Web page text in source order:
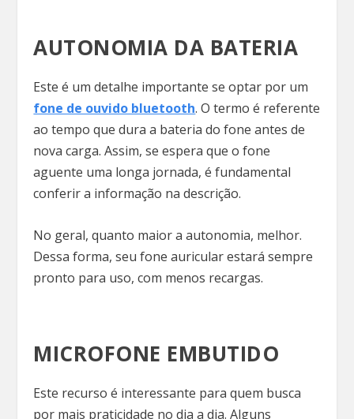
AUTONOMIA DA BATERIA
Este é um detalhe importante se optar por um
fone de ouvido bluetooth. O termo é referente
ao tempo que dura a bateria do fone antes de
nova carga. Assim, se espera que o fone
aguente uma longa jornada, é fundamental
conferir a informação na descrição.
No geral, quanto maior a autonomia, melhor.
Dessa forma, seu fone auricular estará sempre
pronto para uso, com menos recargas.
MICROFONE EMBUTIDO
Este recurso é interessante para quem busca
por mais praticidade no dia a dia. Alguns